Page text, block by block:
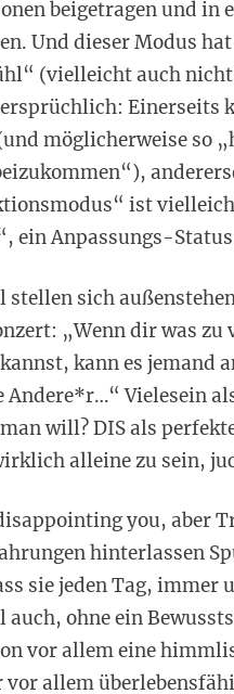
beigetragen und in
Und dieser Modus
(vielleicht auch
Einerseits
möglicherweise so
ist
ein Anpassungs-
stellen sich
„Wenn dir was
kann es jemand
Andere*r…“ Vielesein
will? DIS als
alleine zu sein,
you, aber
hinterlassen
sie jeden Tag,
auch, ohne ein
vor allem eine
allem